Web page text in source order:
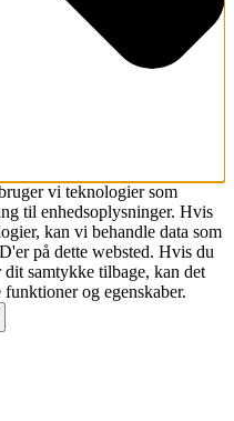
vi teknologier som
til enhedsoplysninger. Hvis
kan vi behandle data som
på dette websted. Hvis du
samtykke tilbage, kan det
og egenskaber.